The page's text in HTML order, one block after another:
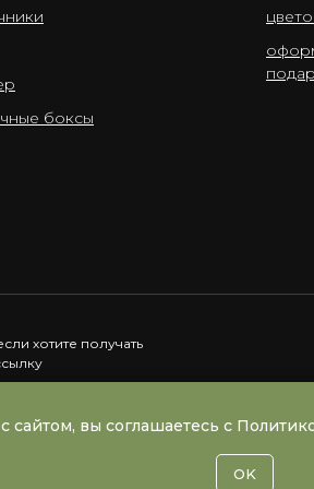
боксы
Подписаться
хотите получать
вы соглашаетесь с
OK